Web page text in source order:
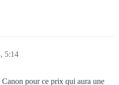
5:14
pour ce prix qui aura une